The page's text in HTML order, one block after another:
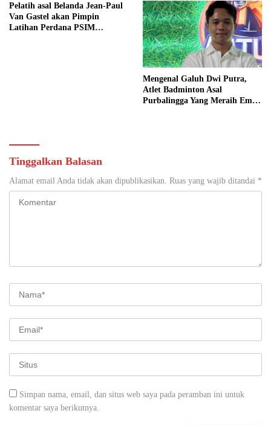
Pelatih asal Belanda Jean-Paul
Van Gastel akan Pimpin
Latihan Perdana PSIM
Mengenal Galuh Dwi Putra,
Atlet Badminton Asal
Purbalingga Yang Meraih Emas
Tinggalkan Balasan
Alamat email Anda tidak akan dipublikasikan. Ruas yang wajib ditandai *
Simpan nama, email, dan situs web saya pada peramban ini untuk
komentar saya berikutnya.